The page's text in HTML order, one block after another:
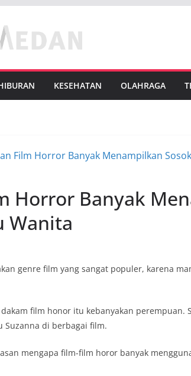
KESEHATAN OLAHRAGA
Horror Banyak
Wanita
genre film yang sangat populer, karena
film honor itu kebanyakan perempuan.
Suzanna di berbagai film.
mengapa film-film horor banyak